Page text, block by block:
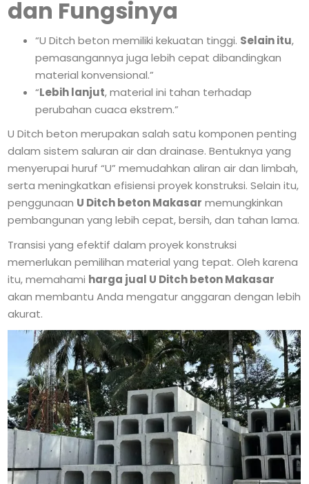
dan Fungsinya
“U Ditch beton memiliki kekuatan tinggi. Selain itu,
pemasangannya juga lebih cepat dibandingkan
material konvensional.”
“Lebih lanjut, material ini tahan terhadap
perubahan cuaca ekstrem.”
U Ditch beton merupakan salah satu komponen penting
dalam sistem saluran air dan drainase. Bentuknya yang
menyerupai huruf “U” memudahkan aliran air dan limbah,
serta meningkatkan efisiensi proyek konstruksi. Selain itu,
penggunaan U Ditch beton Makasar memungkinkan
pembangunan yang lebih cepat, bersih, dan tahan lama.
Transisi yang efektif dalam proyek konstruksi
memerlukan pemilihan material yang tepat. Oleh karena
itu, memahami harga jual U Ditch beton Makasar
akan membantu Anda mengatur anggaran dengan lebih
akurat.